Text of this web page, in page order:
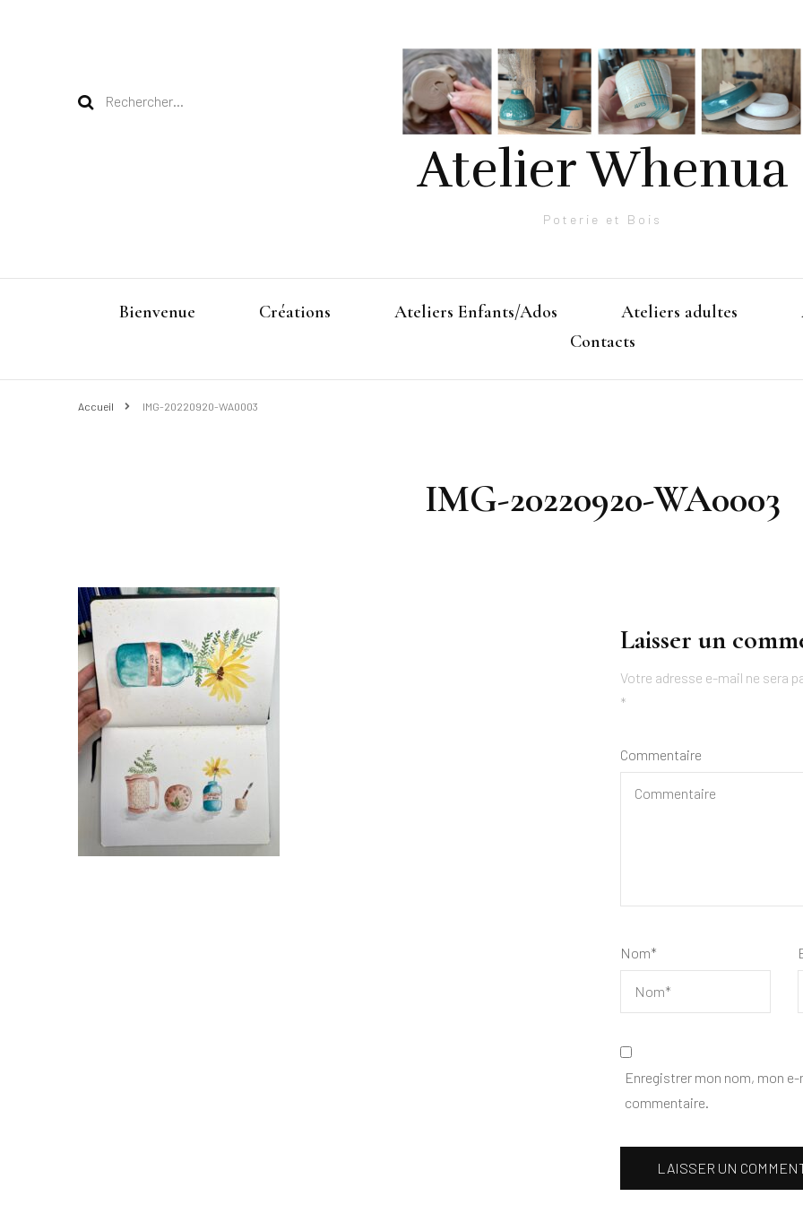
Rechercher :
Atelier Whenua
Poterie et Bois
Bienvenue Créations Ateliers Enfants/Ados Ateliers adultes
Contacts
Accueil IMG-20220920-WA0003
IMG-20220920-WA0003
Laisser un
Votre adresse e-mail ne sera
*
Commentaire
Nom*
Enregistrer mon nom, mon
commentaire.